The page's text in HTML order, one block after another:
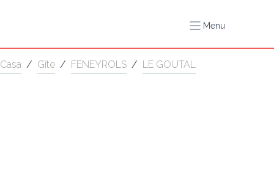
Menu
Casa / Gîte / FENEYROLS / LE GOUTAL